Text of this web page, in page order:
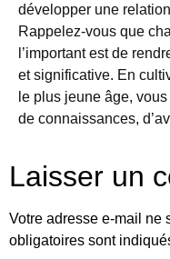
développer une
Rappelez-vous que
l’important est de
et significative. En
le plus jeune âge,
de connaissances,
Laisser un
Votre adresse e-mail ne
obligatoires sont